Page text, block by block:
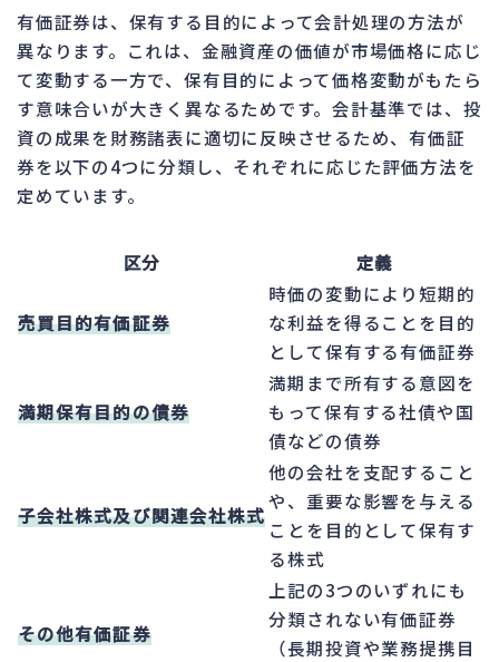
有価証券は、保有する目的によって会計処理の方法が
異なります。これは、金融資産の価値が市場価格に応じ
て変動する一方で、保有目的によって価格変動がもたら
す意味合いが大きく異なるためです。会計基準では、投
資の成果を財務諸表に適切に反映させるため、有価証
券を以下の4つに分類し、それぞれに応じた評価方法を
定めています。
区分 定義
売買目的有価証券
時価の変動により短期的
な利益を得ることを目的
として保有する有価証券
満期保有目的の債券
満期まで所有する意図を
もって保有する社債や国
債などの債券
子会社株式及び関連会社株式
他の会社を支配すること
や、重要な影響を与える
ことを目的として保有す
る株式
その他有価証券
上記の3つのいずれにも
分類されない有価証券
（長期投資や業務提携目